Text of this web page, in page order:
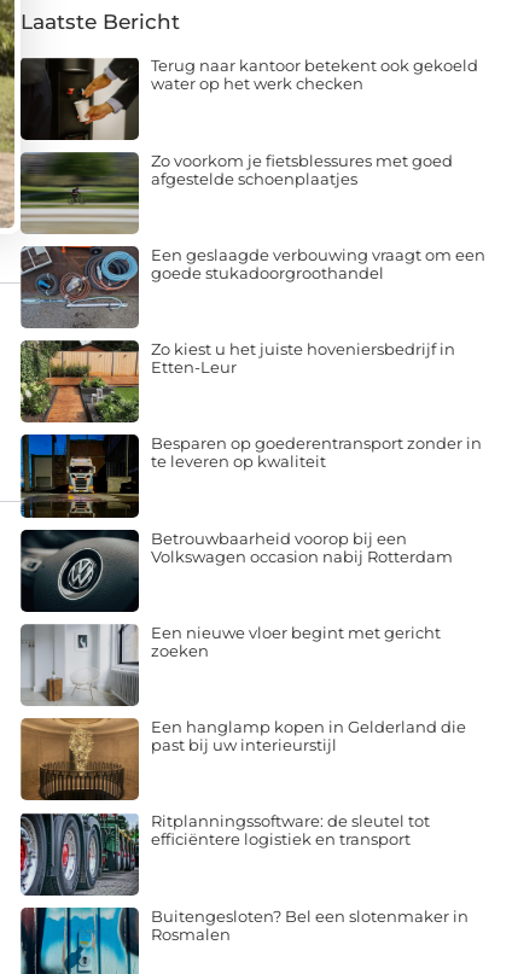
Laatste Bericht
Terug naar kantoor betekent ook gekoeld
water op het werk checken
Zo voorkom je fietsblessures met goed
afgestelde schoenplaatjes
Een geslaagde verbouwing vraagt om een
goede stukadoorgroothandel
Zo kiest u het juiste hoveniersbedrijf in
Etten-Leur
Besparen op goederentransport zonder in
te leveren op kwaliteit
Betrouwbaarheid voorop bij een
Volkswagen occasion nabij Rotterdam
Een nieuwe vloer begint met gericht
zoeken
Een hanglamp kopen in Gelderland die
past bij uw interieurstijl
Ritplanningssoftware: de sleutel tot
efficiëntere logistiek en transport
Buitengesloten? Bel een slotenmaker in
Rosmalen